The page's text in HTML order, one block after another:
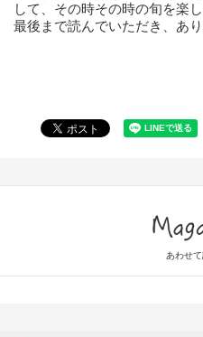
して、その時その時の旬を楽
最後まで読んでいただき、あ
あわせ